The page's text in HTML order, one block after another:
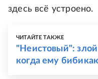
здесь всё устроено.
ЧИТАЙТЕ ТАКЖЕ
"Неистовый":
когда ему